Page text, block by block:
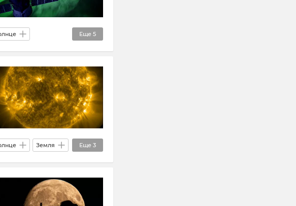
Еще 5
Крым
Еще 3
Земля